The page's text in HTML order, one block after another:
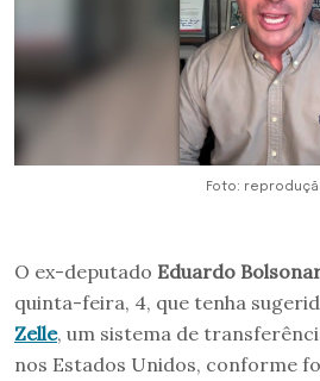
Foto:
O ex-deputado Eduardo
quinta-feira, 4, que tenha
Zelle, um sistema de
nos Estados Unidos, conforme